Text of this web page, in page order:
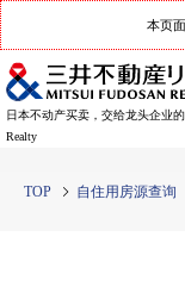
本页
日本不动产买卖，交给龙头企业
Realty
TOP 自住用房源查询